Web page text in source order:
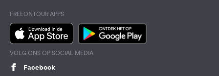
FREEONTOUR APPS
VOLG ONS OP SOCIAL MEDIA
Facebook